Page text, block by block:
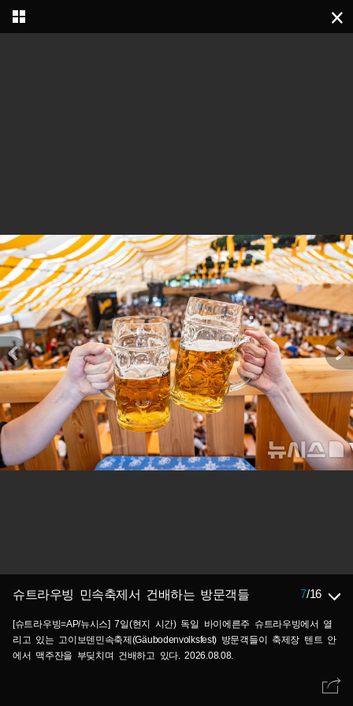
슈트라우빙 민속축제서 건배하는 방문객들 7/16
[슈트라우빙=AP/뉴시스] 7일(현지 시간) 독일 바이에른주 슈트라우빙에서 열
리고 있는 고이보덴민속축제(Gäubodenvolksfest) 방문객들이 축제장 텐트 안
에서 맥주잔을 부딪치며 건배하고 있다. 2026.08.08.